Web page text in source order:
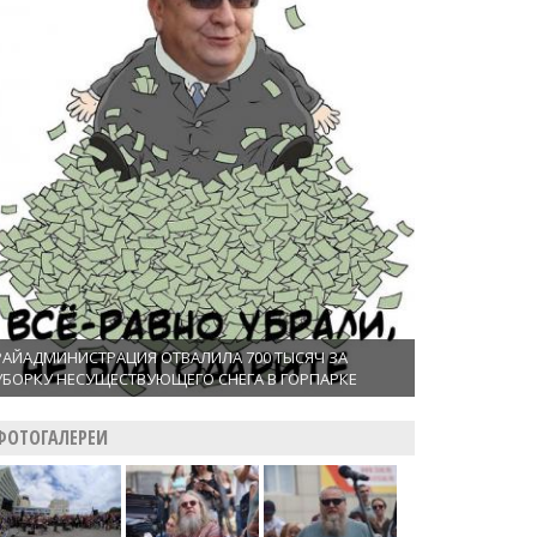
ОТВАЛИЛА 700 ТЫСЯЧ ЗА
НЕСУЩЕСТВУЮЩЕГО СНЕГА В ГОРПАРКЕ